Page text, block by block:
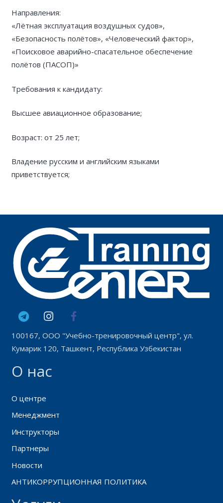
Направления:
«Лётная эксплуатация воздушных судов»,
«Безопасность полётов», «Человеческий фактор»,
«Поисковое аварийно-спасательное обеспечение
полётов (ПАСОП)»
Требования к кандидату:
Высшее авиационное образование;
Возраст: от 25 лет;
Владение русским и английским языками
приветствуется;
100167, ООО "Учебно-тренировочный центр", ул.
Кумарик 120, Ташкент, Республика Узбекистан
О нас
О центре
Менеджмент
Инструкторы
Партнеры
Новости
АНТИКОРРУПЦИОННАЯ ПОЛИТИКА